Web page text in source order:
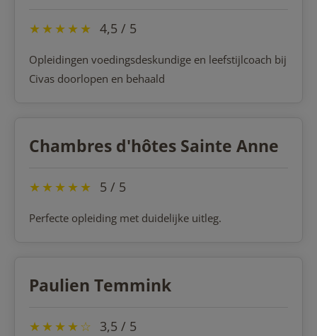
★★★★★ 4,5 / 5
Opleidingen voedingsdeskundige en leefstijlcoach bij
Civas doorlopen en behaald
Chambres d'hôtes Sainte Anne
★★★★★ 5 / 5
Perfecte opleiding met duidelijke uitleg.
Paulien Temmink
★★★★☆ 3,5 / 5